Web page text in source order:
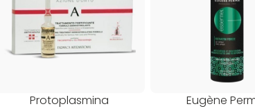
Protoplasmina Eugène